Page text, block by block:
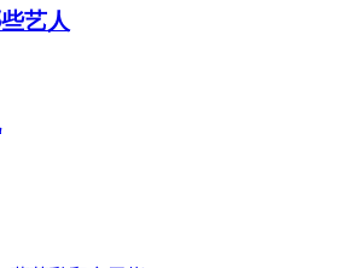
艺人